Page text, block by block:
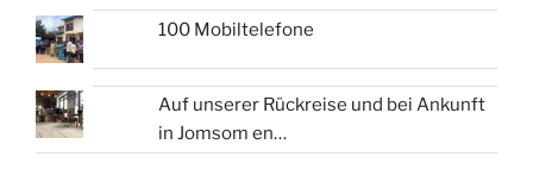
100 Mobiltelefone
Auf unserer Rückreise und bei Ankunft
in Jomsom en…